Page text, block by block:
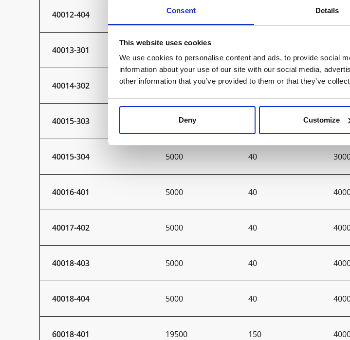
Consent Details
This website uses cookies
We use cookies to personalise content and ads, to provide social
information about your use of our site with our social media,
other information that you’ve provided to them or that they’ve
Deny Customize
40012-404 4000 4000
40013-301
40014-302 5000 40
40015-303 5000
40015-304 5000 40
40016-401 5000 40
40017-402 5000 40
40018-403 5000 40
40018-404 5000 40
60018-401 19500 150